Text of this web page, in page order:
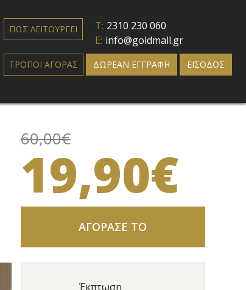
ΠΩΣ ΛΕΙΤΟΥΡΓΕΙ T: 2310 230 060
E: info@goldmall.gr
ΤΡΟΠΟΙ ΑΓΟΡΑΣ ΔΩΡΕΑΝ ΕΓΓΡΑΦΗ ΕΙΣΟΔΟΣ
60,00€
19,90€
ΑΓΟΡΑΣΕ ΤΟ
Έκπτωση